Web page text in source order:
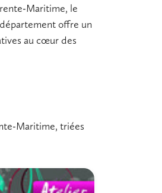
Maritime, le
offre un
au cœur des
Maritime, triées